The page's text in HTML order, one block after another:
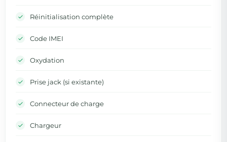
Réinitialisation complète
Code IMEI
Oxydation
Prise jack (si existante)
Connecteur de charge
Chargeur